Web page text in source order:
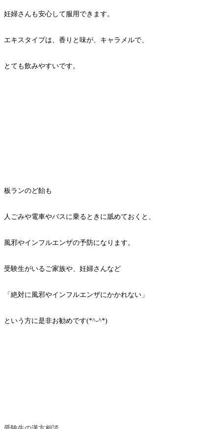
妊婦さんも安心して服用できます。
エキスタイプは、香りと味が、キャラメルで、
とても飲みやすいです。
板ランのど飴も
人ごみや電車やバスに乗るときに舐めておくと、
風邪やインフルエンザの予防になります。
受験生がいるご家族や、妊婦さんなど
「絶対に風邪やインフルエンザにかかれない」
という方に是非お勧めです(*^-^*)